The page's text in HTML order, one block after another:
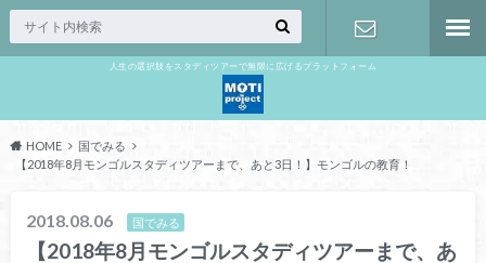
人生の選択肢をスタディツアーで無限に広げるプラットフォーム
HOME
国でみる
【2018年8月モンゴルスタディツアーまで、あと3日！】モンゴルの教育！
2018.08.06 国でみる
【2018年8月モンゴルスタディツアーまで、あ